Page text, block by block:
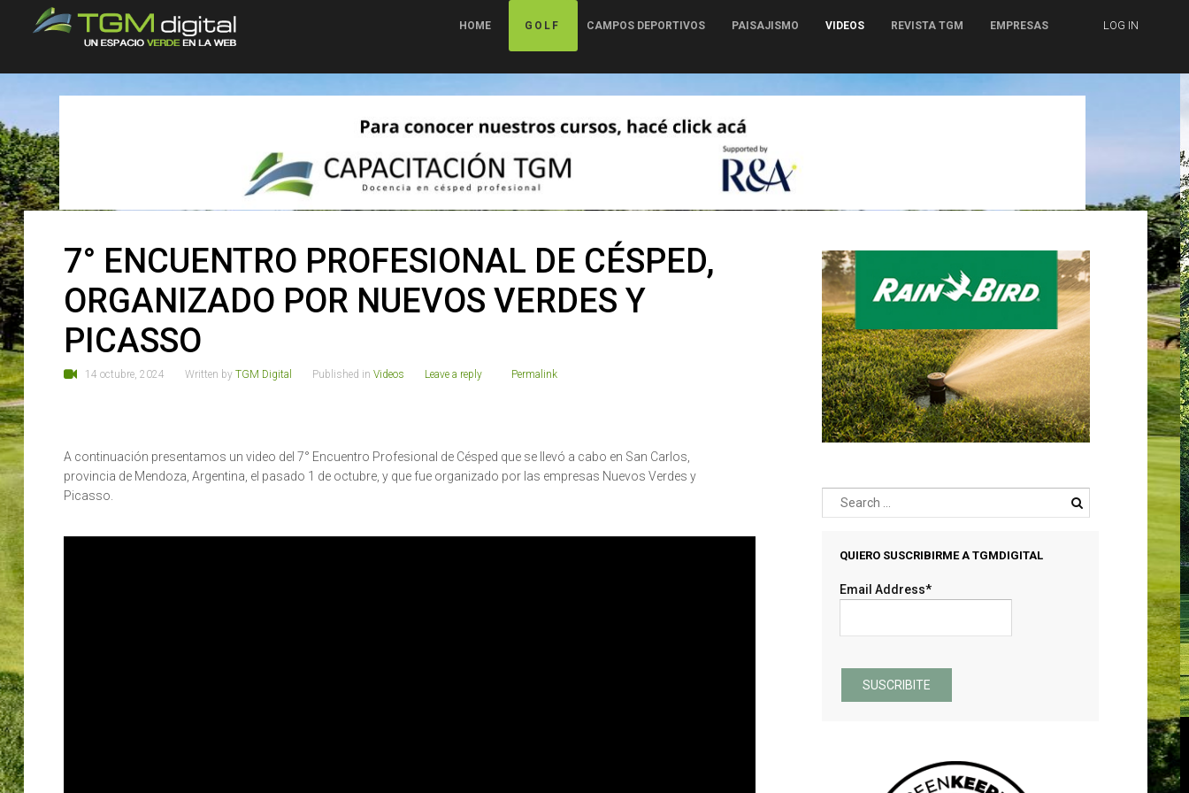
LOG IN
HOME GOLF CAMPOS DEPORTIVOS PAISAJISMO VIDEOS REVISTA TGM EMPRESAS
7° ENCUENTRO PROFESIONAL DE CÉSPED,
ORGANIZADO POR NUEVOS VERDES Y
PICASSO
14 octubre, 2024 Written by TGM Digital Published in Videos Leave a reply Permalink
A continuación presentamos un video del 7° Encuentro Profesional de Césped que se llevó a cabo en San Carlos,
provincia de Mendoza, Argentina, el pasado 1 de octubre, y que fue organizado por las empresas Nuevos Verdes y
Picasso.
QUIERO SUSCRIBIRME A TGMDIGITAL
Email Address*